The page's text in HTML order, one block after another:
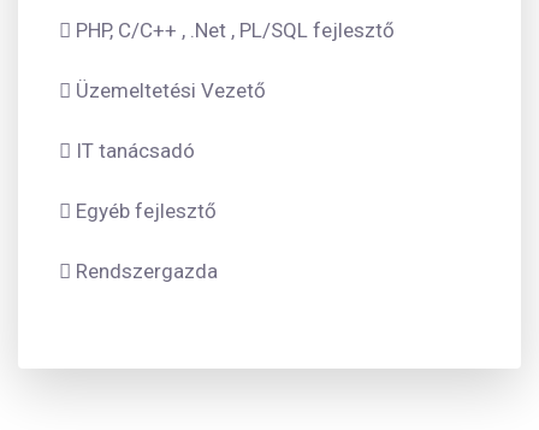
 PHP, C/C++ , .Net , PL/SQL fejlesztő
 Üzemeltetési Vezető
 IT tanácsadó
 Egyéb fejlesztő
 Rendszergazda